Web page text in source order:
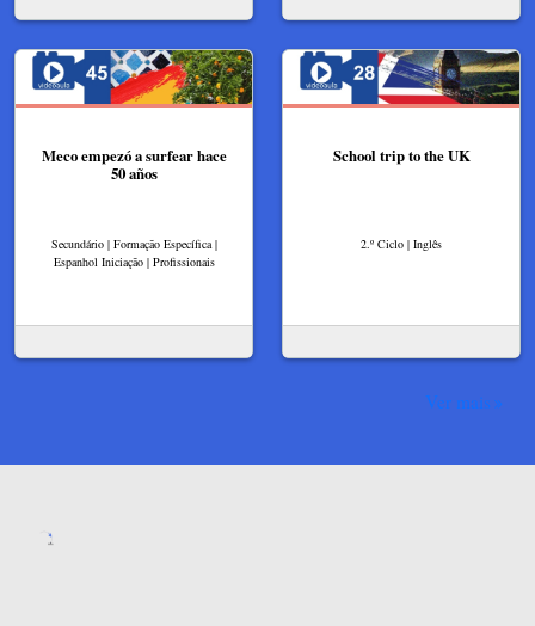
Meco empezó a surfear hace
50 años
Secundário | Formação Específica |
Espanhol Iniciação | Profissionais
School trip to the UK
2.º Ciclo | Inglês
Ver mais